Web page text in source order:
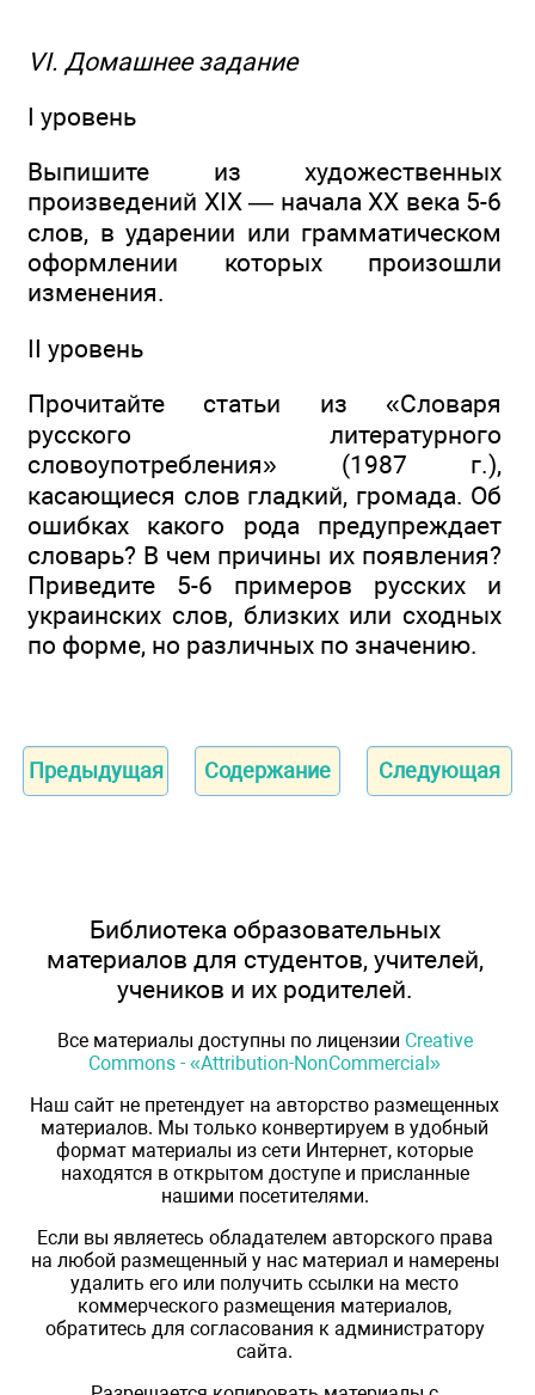
VI. Домашнее задание
I уровень
Выпишите из художественных
произведений XIX — начала XX века 5-6
слов, в ударении или грамматическом
оформлении которых произошли
изменения.
II уровень
Прочитайте статьи из «Словаря
русского литературного
словоупотребления» (1987 г.),
касающиеся слов гладкий, громада. Об
ошибках какого рода предупреждает
словарь? В чем причины их появления?
Приведите 5-6 примеров русских и
украинских слов, близких или сходных
по форме, но различных по значению.
Предыдущая Содержание Следующая
Библиотека образовательных
материалов для студентов, учителей,
учеников и их родителей.
Все материалы доступны по лицензии Creative
Commons - «Attribution-NonCommercial»
Наш сайт не претендует на авторство размещенных
материалов. Мы только конвертируем в удобный
формат материалы из сети Интернет, которые
находятся в открытом доступе и присланные
нашими посетителями.
Если вы являетесь обладателем авторского права
на любой размещенный у нас материал и намерены
удалить его или получить ссылки на место
коммерческого размещения материалов,
обратитесь для согласования к администратору
сайта.